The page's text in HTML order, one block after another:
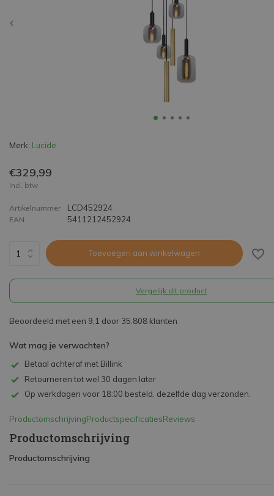
Merk: Lucide
€329,99
Incl. btw
Artikelnummer LCD452924
EAN 5411212452924
Toevoegen aan winkelwagen
Vergelijk dit product
Beoordeeld met een 9,1 door 35.808 klanten
Wat mag je verwachten?
Betaal achteraf met Billink
Retourneren tot wel 30 dagen later
Op werkdagen voor 18:00 besteld, dezelfde dag verzonden.
ProductomschrijvingProductspecificatiesReviews
Productomschrijving
Productomschrijving